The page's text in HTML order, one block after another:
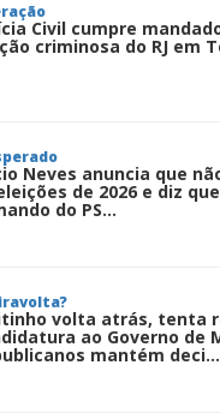
Civil cumpre
criminosa do RJ em
Neves anuncia que
de 2026 e diz
do PS...
volta atrás, tenta
ao Governo de
mantém deci...